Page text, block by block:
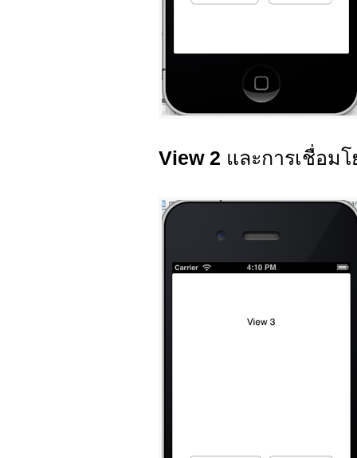
View 2 และการเชื่อมโ